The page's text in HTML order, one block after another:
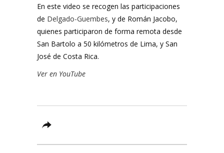
En este video se recogen las participaciones
de Delgado-Guembes, y de Román Jacobo,
quienes participaron de forma remota desde
San Bartolo a 50 kilómetros de Lima, y San
José de Costa Rica.
Ver en YouTube